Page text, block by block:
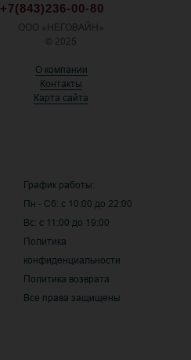
График работы:
Пн - Сб: с 10:00 до 22:00
Вс: с 11:00 до 19:00
Политика
конфиденциальности
Политика возврата
Все права защищены
ООО «НЕГОВАЙН»
© 2025
О компании
Контакты
Карта сайта
+7(843)236-00-80